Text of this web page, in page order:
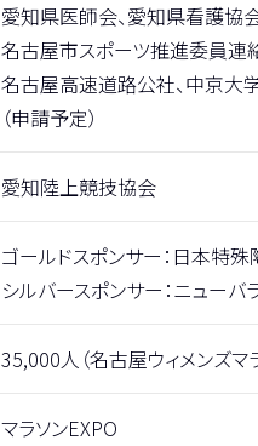
愛知県医師会、愛知県看護協
名古屋市スポーツ推進委員連
名古屋高速道路公社、中京大
（申請予定）
愛知陸上競技協会
ゴールドスポンサー：日本特殊
シルバースポンサー：ニューバ
35,000人（名古屋ウィメンズマ
マラソンEXPO